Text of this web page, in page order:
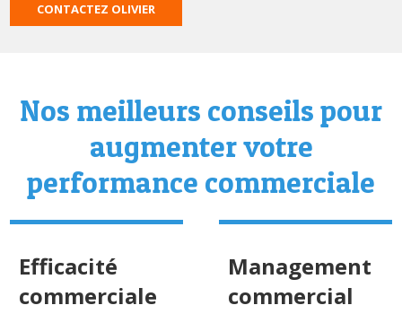
CONTACTEZ OLIVIER
Nos meilleurs conseils pour
augmenter votre
performance commerciale
Efficacité
commerciale
Management
commercial